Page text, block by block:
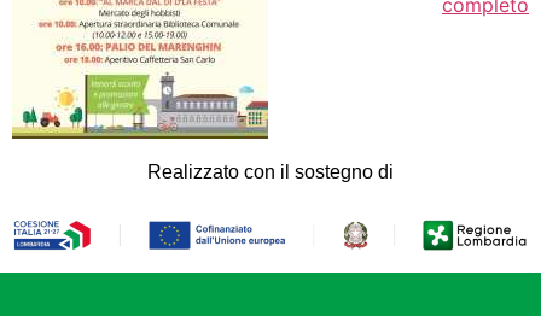
Realizzato con il sostegno di